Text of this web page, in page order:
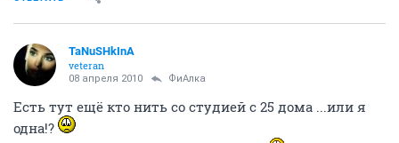
TaNuSHkInA
veteran
08 апреля 2010 ФиАлка
Есть тут ещё кто нить со студией с 25 дома ...или я
одна!?